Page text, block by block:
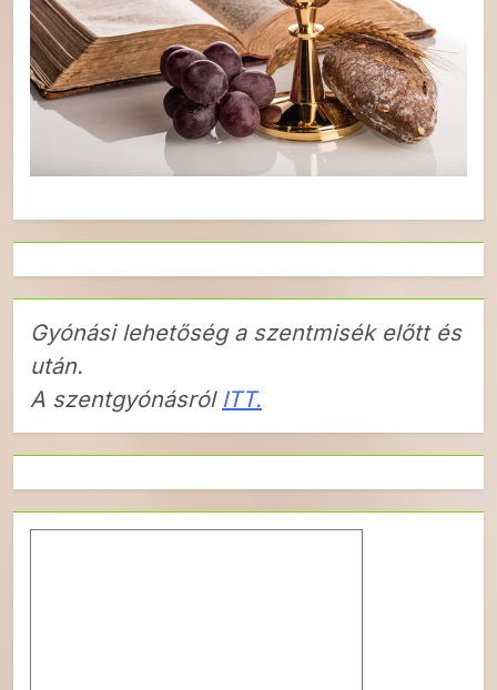
Gyónási lehetőség a szentmisék előtt és
után.
A szentgyónásról ITT.